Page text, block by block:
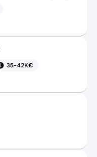
35-42K€